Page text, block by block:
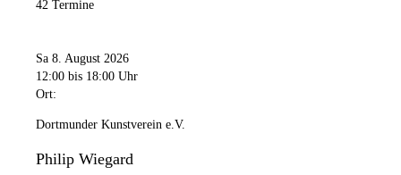
42 Termine
Sa 8. August 2026
12:00 bis 18:00 Uhr
Ort:
Dortmunder Kunstverein e.V.
Philip Wiegard